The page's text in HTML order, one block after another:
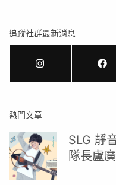
追蹤社群最新消息
熱門文章
SLG 靜
隊長盧